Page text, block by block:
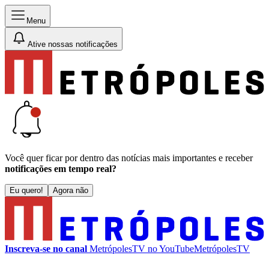
Menu
Ative nossas notificações
Você quer ficar por dentro das notícias mais importantes e receber
notificações em tempo real?
Eu quero! Agora não
Inscreva-se no canal MetrópolesTV noYouTubeMetrópolesTV